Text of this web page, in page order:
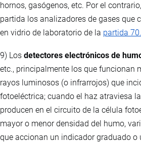
hornos, gasógenos, etc. Por el contrario,
partida los analizadores de gases que
en vidrio de laboratorio de la partida
9) Los detectores electrónicos de
etc., principalmente los que funcionan
rayos luminosos (o infrarrojos) que
fotoeléctrica; cuando el haz atraviesa
producen en el circuito de la célula
mayor o menor densidad del humo,
que accionan un indicador graduado o